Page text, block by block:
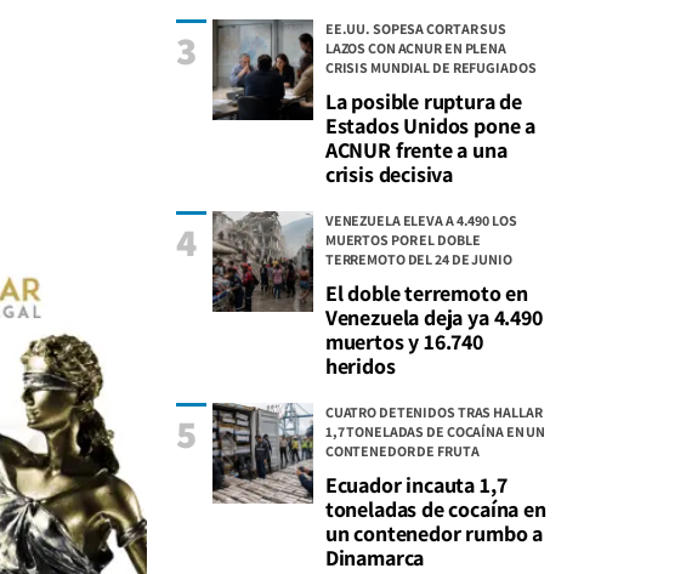
EE.UU. SOPESA CORTAR SUS
LAZOS CON ACNUR EN PLENA
CRISIS MUNDIAL DE REFUGIADOS
La posible ruptura de
Estados Unidos pone a
ACNUR frente a una
crisis decisiva
3
VENEZUELA ELEVA A 4.490 LOS
MUERTOS POR EL DOBLE
TERREMOTO DEL 24 DE JUNIO
El doble terremoto en
Venezuela deja ya 4.490
muertos y 16.740
heridos
4
CUATRO DETENIDOS TRAS HALLAR
1,7 TONELADAS DE COCAÍNA EN UN
CONTENEDOR DE FRUTA
Ecuador incauta 1,7
toneladas de cocaína en
un contenedor rumbo a
Dinamarca
5